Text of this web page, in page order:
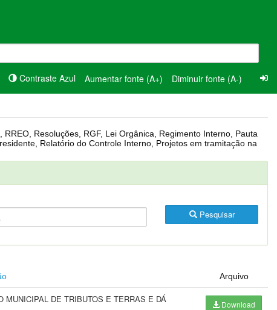
Contraste Azul Aumentar fonte (A+) Diminuir fonte (A-)
Pesquisar
Arquivo
MUNICIPAL DE TRIBUTOS E TERRAS E DÁ
Download